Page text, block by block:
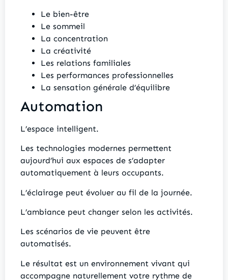
Le bien-être
Le sommeil
La concentration
La créativité
Les relations familiales
Les performances professionnelles
La sensation générale d’équilibre
Automation
L’espace intelligent.
Les technologies modernes permettent
aujourd’hui aux espaces de s’adapter
automatiquement à leurs occupants.
L’éclairage peut évoluer au fil de la journée.
L’ambiance peut changer selon les activités.
Les scénarios de vie peuvent être
automatisés.
Le résultat est un environnement vivant qui
accompagne naturellement votre rythme de